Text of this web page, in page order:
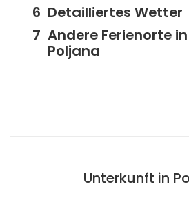
Detailliertes Wetter
Andere Ferienorte
Poljana
Unterkunft in